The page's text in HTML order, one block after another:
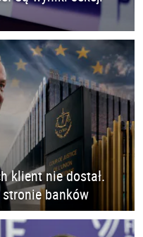
klient nie dostał.
banków